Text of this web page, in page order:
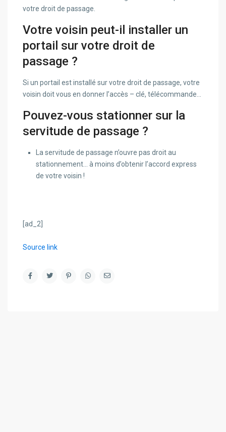
votre droit de passage.
Votre voisin peut-il installer un
portail sur votre droit de
passage ?
Si un portail est installé sur votre droit de passage, votre
voisin doit vous en donner l’accès – clé, télécommande…
Pouvez-vous stationner sur la
servitude de passage ?
La servitude de passage n’ouvre pas droit au
stationnement… à moins d’obtenir l’accord express
de votre voisin !
[ad_2]
Source link